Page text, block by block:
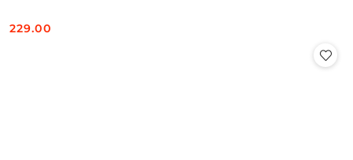
Cena:
229.00